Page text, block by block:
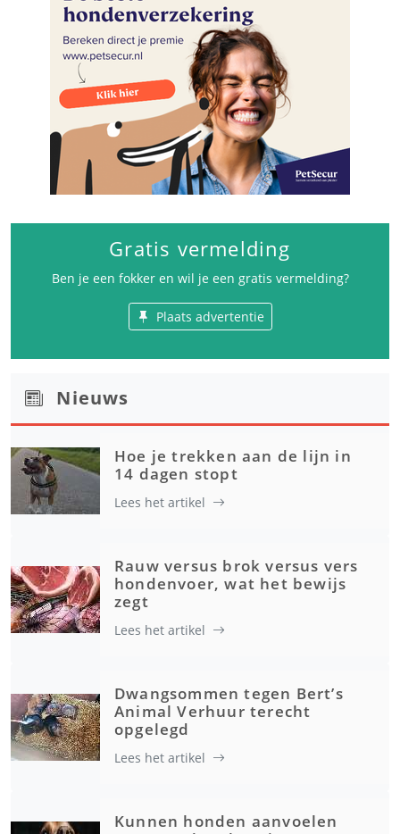
Gratis vermelding
Ben je een fokker en wil je een gratis vermelding?
Plaats advertentie
Nieuws
Hoe je trekken aan de lijn in
14 dagen stopt
Lees het artikel
Rauw versus brok versus vers
hondenvoer, wat het bewijs
zegt
Lees het artikel
Dwangsommen tegen Bert’s
Animal Verhuur terecht
opgelegd
Lees het artikel
Kunnen honden aanvoelen